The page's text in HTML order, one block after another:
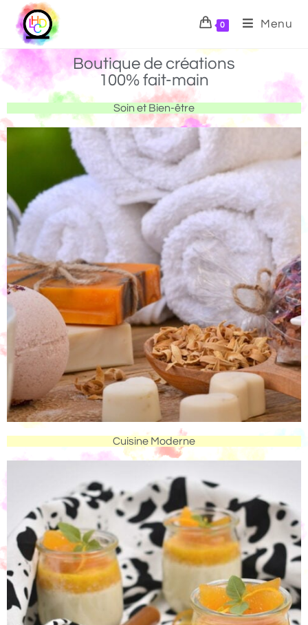
0 Menu
Boutique de créations
100% fait-main
Soin et Bien-être
Cuisine Moderne